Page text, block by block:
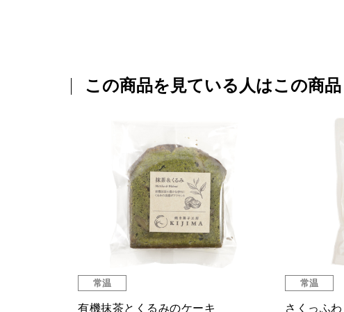
この商品を見ている人はこの商
常温
有機抹茶とくるみのケーキ
常温
さくっふ